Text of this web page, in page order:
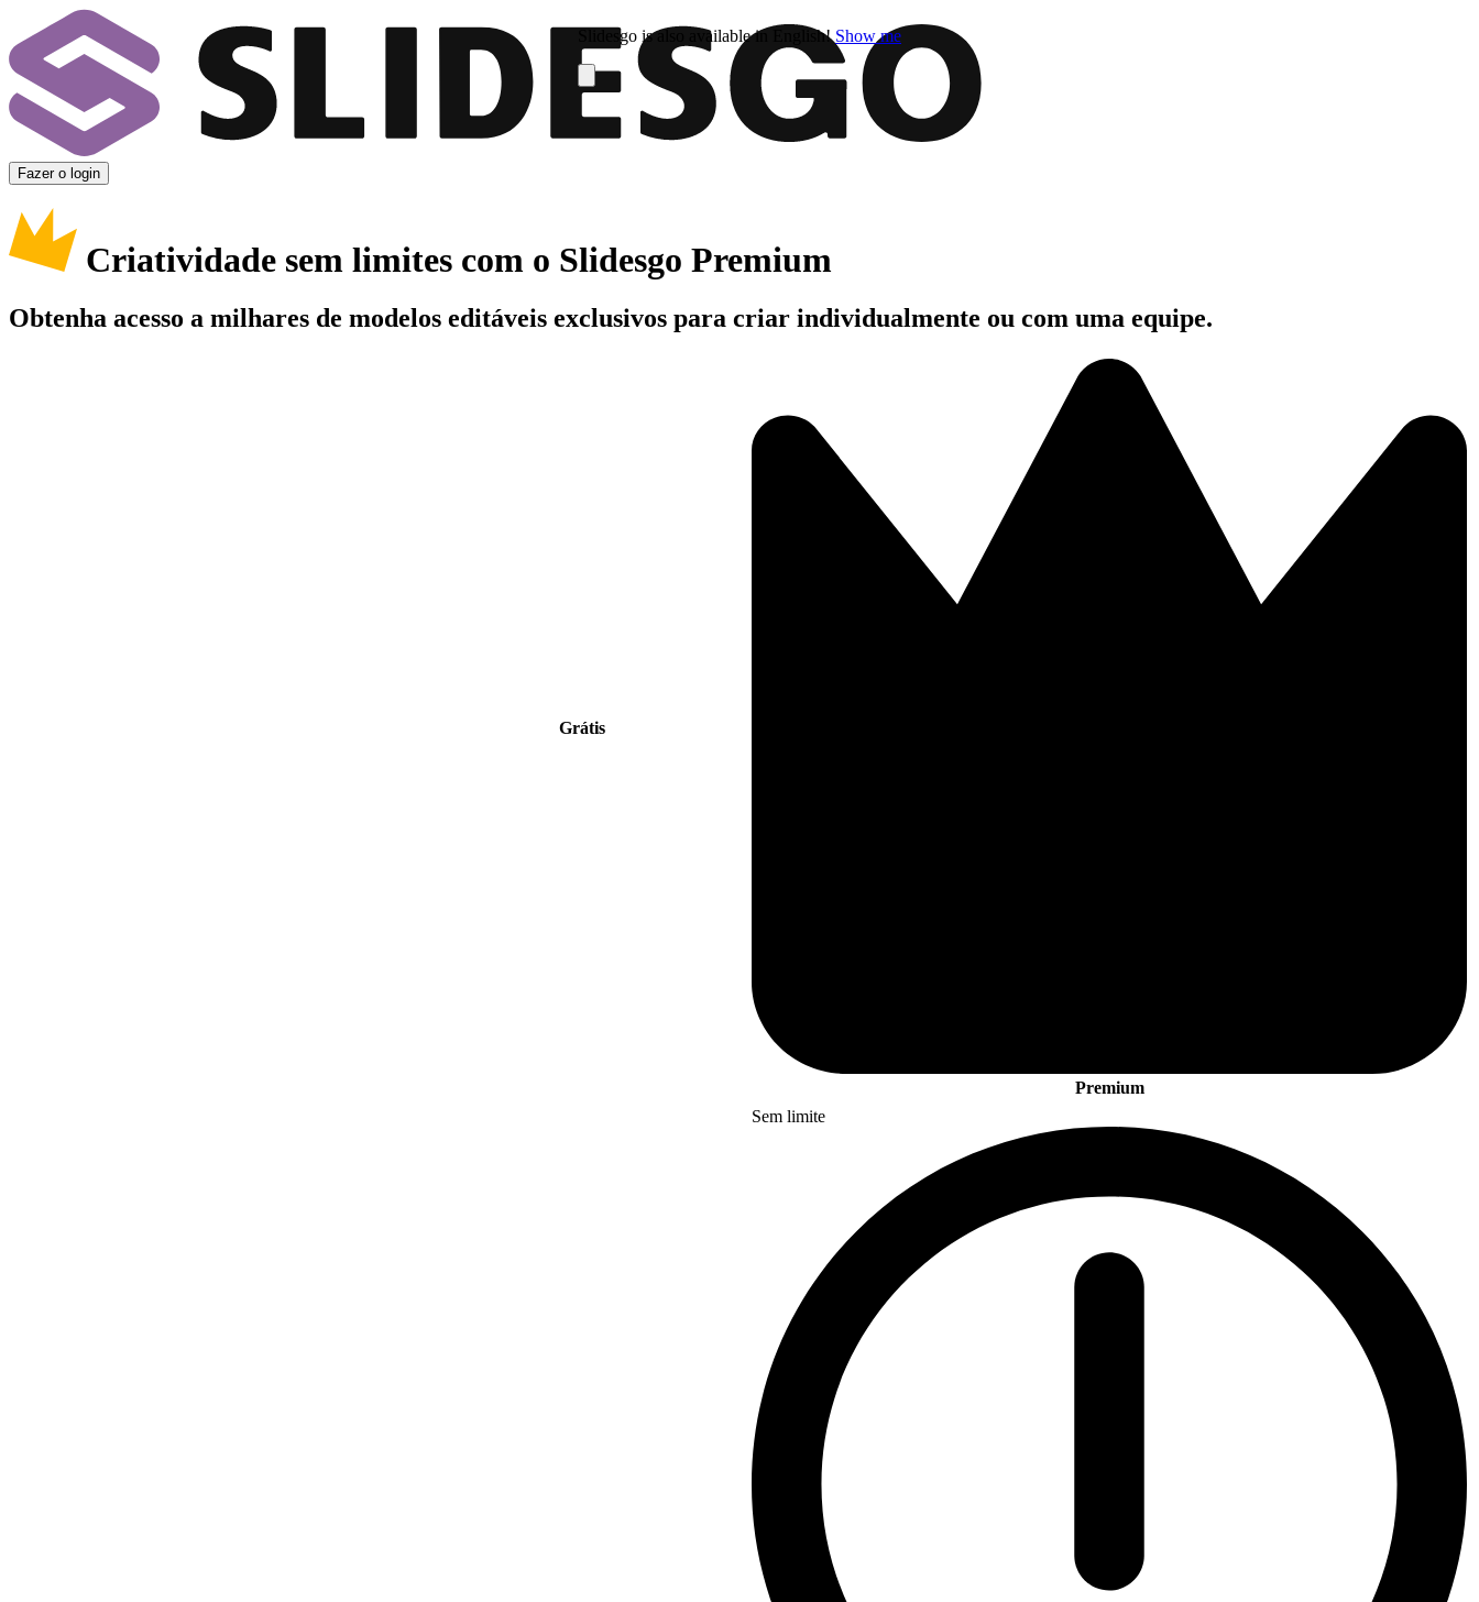
Slidesgo is also available in English! Show me
Fazer o login
Criatividade sem limites com o Slidesgo Premium
Obtenha acesso a milhares de modelos editáveis exclusivos para criar individualmente ou com uma equipe.
Grátis
Premium
Sem limite